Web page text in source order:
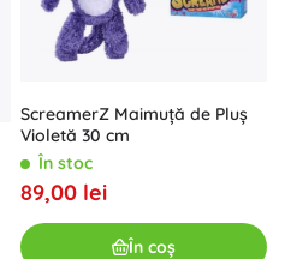
ScreamerZ Maimuță de Pluș
Violetă 30 cm
În stoc
89,00 lei
În coș